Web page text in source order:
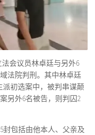
法会议员林卓廷与另外6
法院判刑。其中林卓廷
派初选案中，被判串谋颠
另外6名被告，则判囚2
封包括由他本人、父亲及